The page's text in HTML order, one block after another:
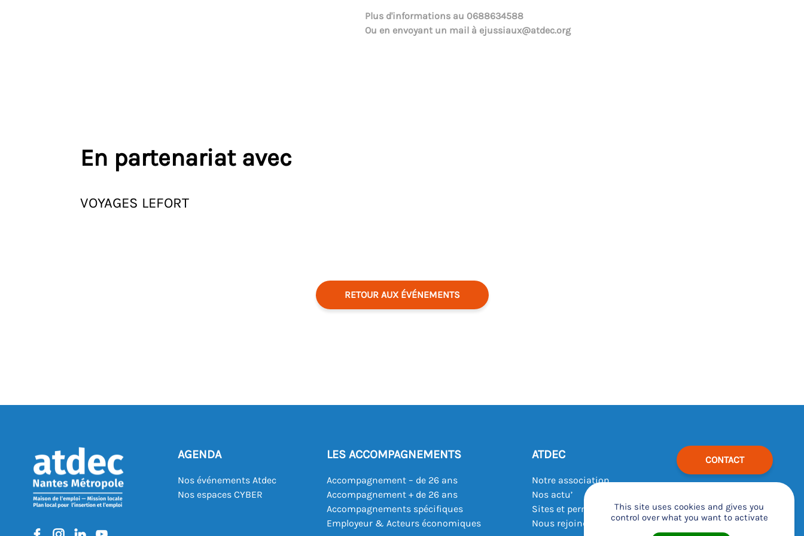
Plus d'informations au 0688634588
Ou en envoyant un mail à ejussiaux@atdec.org
En partenariat avec
VOYAGES LEFORT
RETOUR AUX ÉVÉNEMENTS
AGENDA
Nos événements Atdec
Nos espaces CYBER
LES ACCOMPAGNEMENTS
Accompagnement – de 26 ans
Accompagnement + de 26 ans
Accompagnements spécifiques
Employeur & Acteurs économiques
ATDEC
Notre association
Nos actu’
Sites et permanences
Nous rejoindre
CONTACT
This site uses cookies and gives you
control over what you want to activate